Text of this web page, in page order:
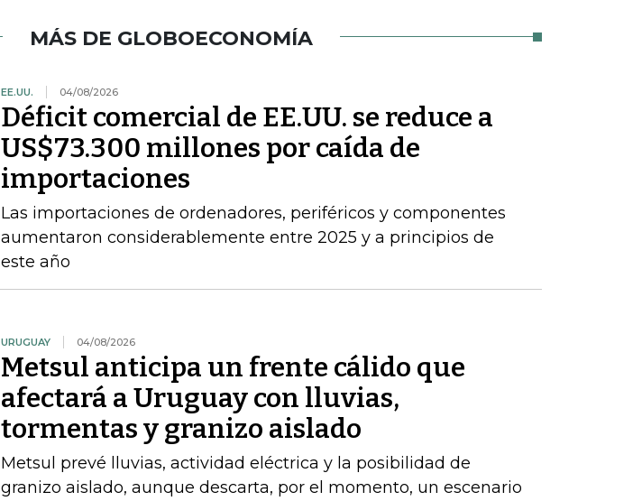
MÁS DE GLOBOECONOMÍA
EE.UU. 04/08/2026
Déficit comercial de EE.UU. se reduce a
US$73.300 millones por caída de
importaciones
Las importaciones de ordenadores, periféricos y componentes
aumentaron considerablemente entre 2025 y a principios de
este año
URUGUAY 04/08/2026
Metsul anticipa un frente cálido que
afectará a Uruguay con lluvias,
tormentas y granizo aislado
Metsul prevé lluvias, actividad eléctrica y la posibilidad de
granizo aislado, aunque descarta, por el momento, un escenario